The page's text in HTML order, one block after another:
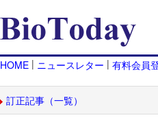
HOME | ニュースレター | 有料会員
訂正記事（一覧）